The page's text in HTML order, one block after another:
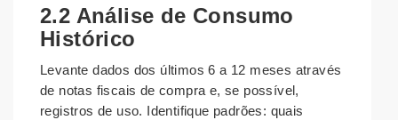
2.2 Análise de Consumo
Histórico
Levante dados dos últimos 6 a 12 meses através
de notas fiscais de compra e, se possível,
registros de uso. Identifique padrões: quais